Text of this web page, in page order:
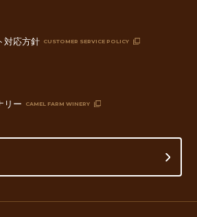
対応方針 CUSTOMER SERVICE POLICY
リー CAMEL FARM WINERY